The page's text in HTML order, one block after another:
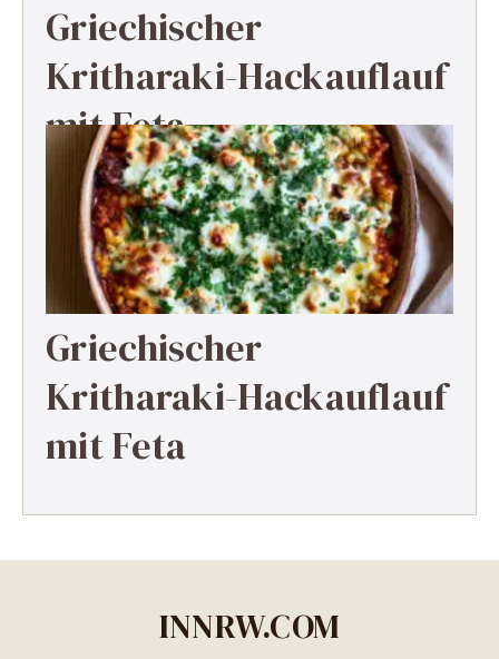
Griechischer
Kritharaki-Hackauflauf
mit Feta
Griechischer
Kritharaki-Hackauflauf
mit Feta
INNRW.COM